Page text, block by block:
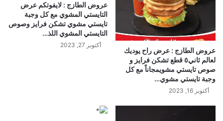
عروض الطازج : عرض راح يوديك
لعالم ثاني٥ قطع تشكن فرايز و
صوص تايستي مشويمجاناً مع كل
وجبة تايستي مشوي…
أكتوبر 16, 2023
عروض الطازج : لايفوتكم عرض
التايستي المشوي مع كل وجبة
تايستي مشوي تشكن فرايز وصوص
التايستي المشوي اللذ…
أكتوبر 27, 2023